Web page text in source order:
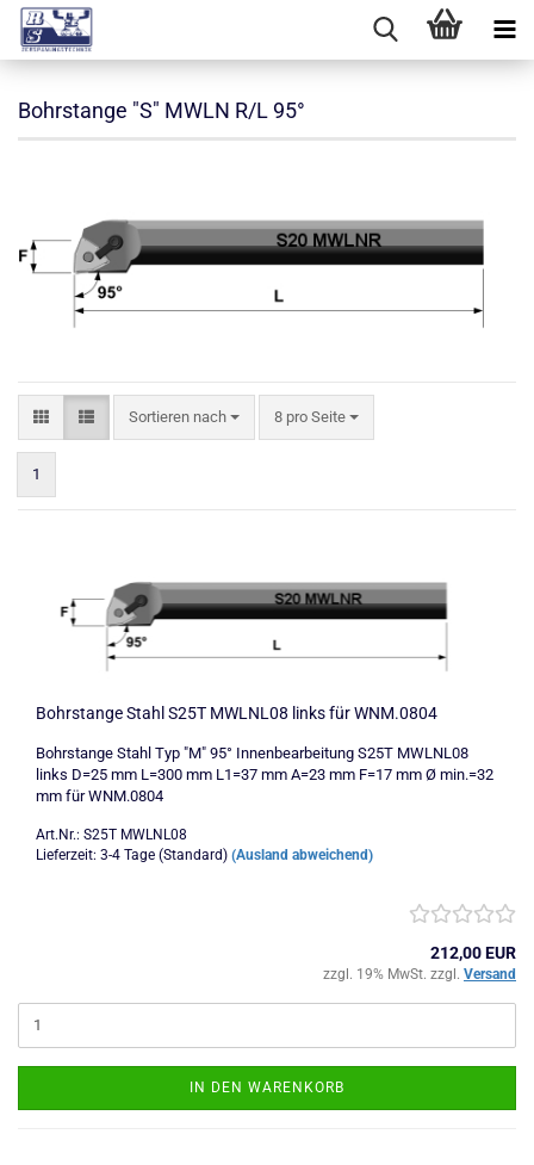
Bohrstange "S" MWLN R/L 95°
Sortieren nach
Sortieren nach 8 pro Seite
pro Seite
1
Bohrstange Stahl S25T MWLNL08 links für WNM.0804
Bohrstange Stahl Typ "M" 95° Innenbearbeitung S25T MWLNL08
links D=25 mm L=300 mm L1=37 mm A=23 mm F=17 mm Ø min.=32
mm für WNM.0804
Art.Nr.: S25T MWLNL08
Lieferzeit: 3-4 Tage (Standard) (Ausland abweichend)
212,00 EUR
zzgl. 19% MwSt. zzgl. Versand
IN DEN WARENKORB